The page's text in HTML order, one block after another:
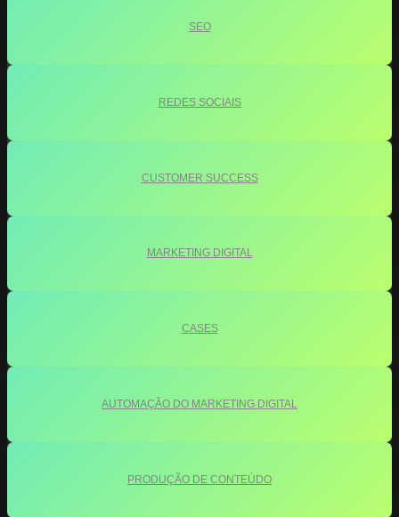
SEO
REDES SOCIAIS
CUSTOMER SUCCESS
MARKETING DIGITAL
CASES
AUTOMAÇÃO DO MARKETING DIGITAL
PRODUÇÃO DE CONTEÚDO